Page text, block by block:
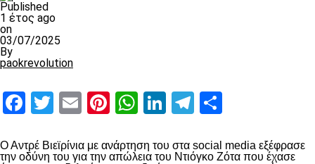
Published
1 έτος ago
on
03/07/2025
By
paokrevolution
Facebook
Twitter
EmailPinterest
WhatsApp
LinkedIn
Telegram
Ο Αντρέ Βιεϊρίνια με ανάρτηση του στα social media εξέφρασε
την οδύνη του για την απώλεια του Ντιόγκο Ζότα που έχασε